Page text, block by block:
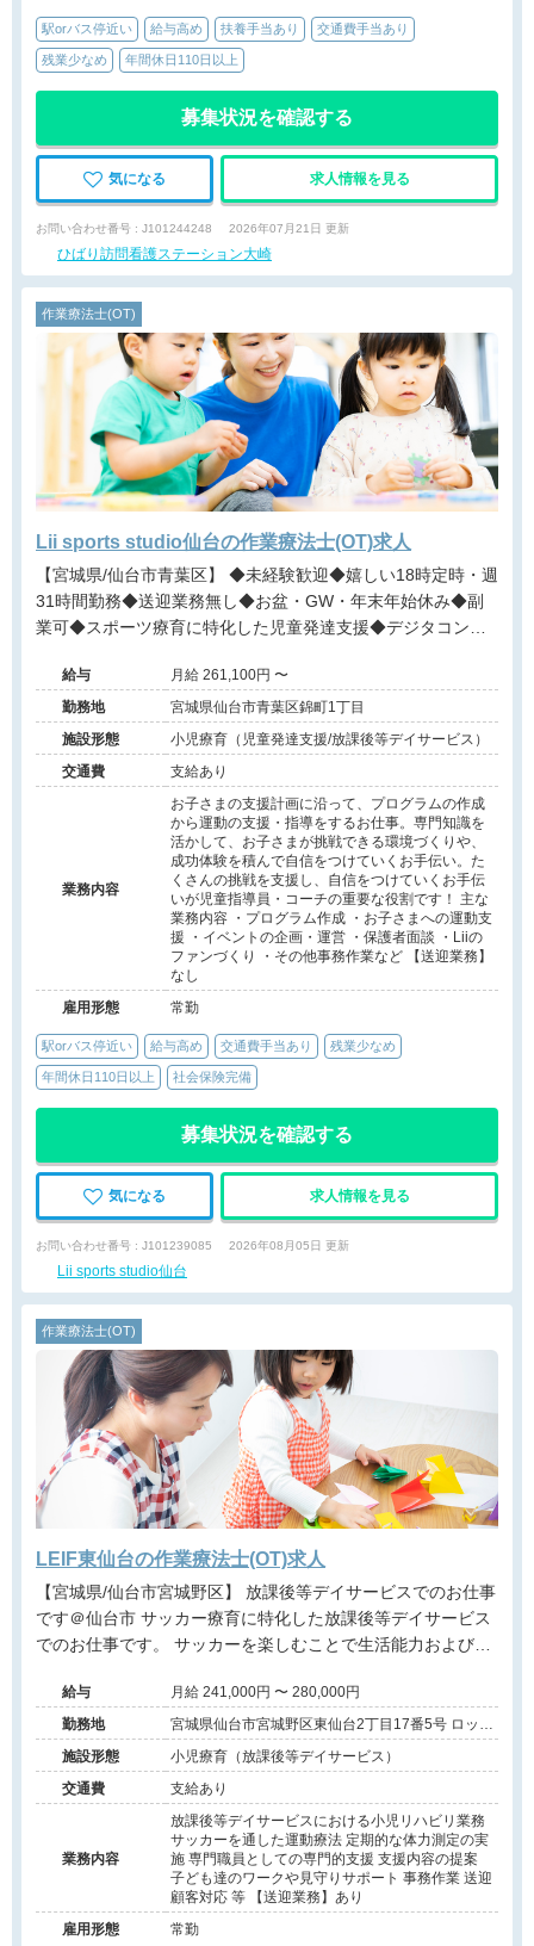
駅orバス停近い 給与高め 扶養手当あり 交通費手当あり
残業少なめ 年間休日110日以上
募集状況を確認する
気になる 求人情報を見る
お問い合わせ番号 : J101244248 2026年07月21日 更新
ひばり訪問看護ステーション大崎
作業療法士(OT)
Lii sports studio仙台の作業療法士(OT)求人
【宮城県/仙台市青葉区】 ◆未経験歓迎◆嬉しい18時定時・週
31時間勤務◆送迎業務無し◆お盆・GW・年末年始休み◆副
業可◆スポーツ療育に特化した児童発達支援◆デジタコンテ
的なアプローチが可能◆事業所にてセラピスト指導員募集◆
給与
月給 261,100円 〜
勤務地
宮城県仙台市青葉区錦町1丁目
施設形態
小児療育（児童発達支援/放課後等デイサービス）
交通費
支給あり
業務内容
お子さまの支援計画に沿って、プログラムの作成
から運動の支援・指導をするお仕事。専門知識を
活かして、お子さまが挑戦できる環境づくりや、
成功体験を積んで自信をつけていくお手伝い。た
くさんの挑戦を支援し、自信をつけていくお手伝
いが児童指導員・コーチの重要な役割です！ 主な
業務内容 ・プログラム作成 ・お子さまへの運動支
援 ・イベントの企画・運営 ・保護者面談 ・Liiの
ファンづくり ・その他事務作業など 【送迎業務】
なし
雇用形態
常勤
駅orバス停近い 給与高め 交通費手当あり 残業少なめ
年間休日110日以上 社会保険完備
募集状況を確認する
気になる 求人情報を見る
お問い合わせ番号 : J101239085 2026年08月05日 更新
Lii sports studio仙台
作業療法士(OT)
LEIF東仙台の作業療法士(OT)求人
【宮城県/仙台市宮城野区】 放課後等デイサービスでのお仕事
です＠仙台市 サッカー療育に特化した放課後等デイサービス
でのお仕事です。 サッカーを楽しむことで生活能力および社
じて子どもたちのココロの体力を育んでいきます。
給与
月給 241,000円 〜 280,000円
勤務地
宮城県仙台市宮城野区東仙台2丁目17番5号 ロック
スビル1階
施設形態
小児療育（放課後等デイサービス）
交通費
支給あり
業務内容
放課後等デイサービスにおける小児リハビリ業務
サッカーを通した運動療法 定期的な体力測定の実
施 専門職員としての専門的支援 支援内容の提案
子ども達のワークや見守りサポート 事務作業 送迎
顧客対応 等 【送迎業務】あり
雇用形態
常勤